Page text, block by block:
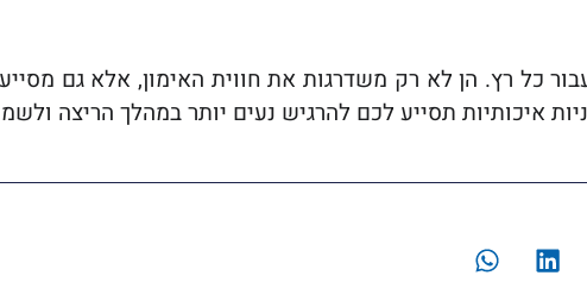
עבור כל רץ. הן לא רק משדרגות את חווית האימון, אלא גם
איכותיות תסייע לכם להרגיש נעים יותר במהלך הריצה